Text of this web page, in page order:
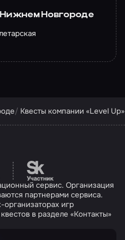
Нижнем Новгороде
Квесты компании «Level Up»
Перейти на сайт
сервис. Организация
партнерами сервиса.
игр
в разделе «Контакты»